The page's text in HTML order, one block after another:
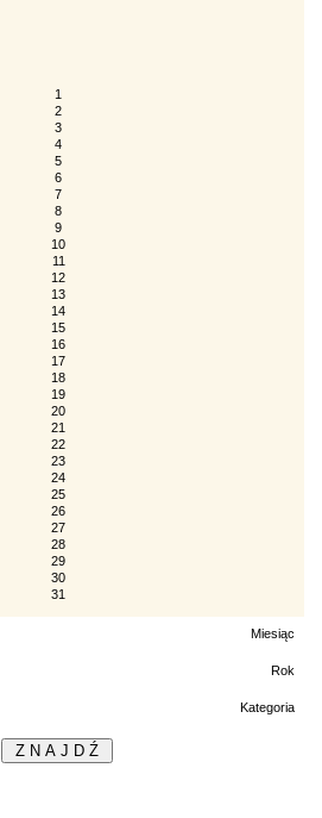
1
2
3
4
5
6
7
8
9
10
11
12
13
14
15
16
17
18
19
20
21
22
23
24
25
26
27
28
29
30
31
Miesiąc
Rok
Kategoria